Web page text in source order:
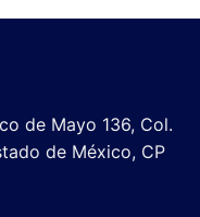
de Mayo 136, Col.
de México, CP